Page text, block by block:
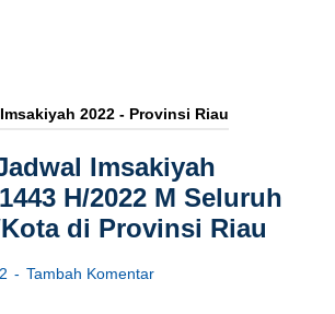
2022 - Provinsi Riau
Imsakiyah
H/2022 M Seluruh
di Provinsi Riau
Tambah Komentar